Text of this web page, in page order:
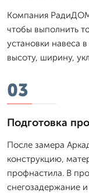
Компания
чтобы выполнить
установки навеса
высоту, ширину,
03
Подготовка
После замера
конструкцию,
профнастила. В
снегозадержание